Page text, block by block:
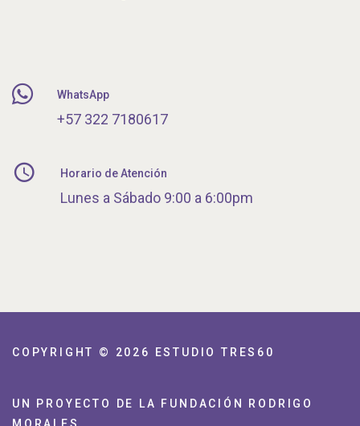
WhatsApp
+57 322 7180617
Horario de Atención
Lunes a Sábado 9:00 a 6:00pm
COPYRIGHT © 2026 ESTUDIO TRES60
UN PROYECTO DE LA FUNDACIÓN RODRIGO